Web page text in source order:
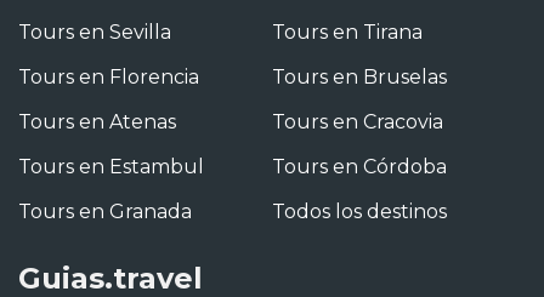
Tours en Sevilla
Tours en Florencia
Tours en Atenas
Tours en Estambul
Tours en Granada
Tours en Tirana
Tours en Bruselas
Tours en Cracovia
Tours en Córdoba
Todos los destinos
Guias.travel